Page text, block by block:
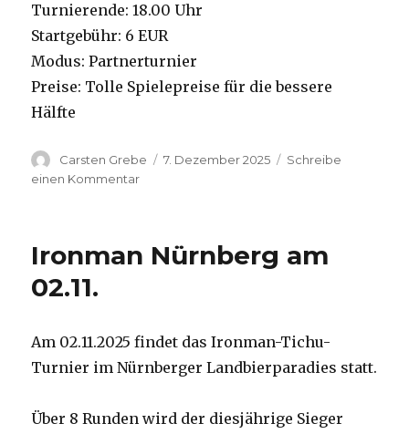
Turnierende: 18.00 Uhr
Startgebühr: 6 EUR
Modus: Partnerturnier
Preise: Tolle Spielepreise für die bessere
Hälfte
Autor
Carsten Grebe
Veröffentlicht
7. Dezember 2025
Schreibe
einen Kommentar
21.12.2025
Ironman Nürnberg am
02.11.
Am 02.11.2025 findet das Ironman-Tichu-
Turnier im Nürnberger Landbierparadies statt.
Über 8 Runden wird der diesjährige Sieger